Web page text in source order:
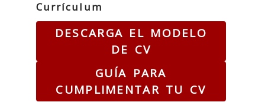
Currículum
DESCARGA EL MODELO
DE CV
GUÍA PARA
CUMPLIMENTAR TU CV